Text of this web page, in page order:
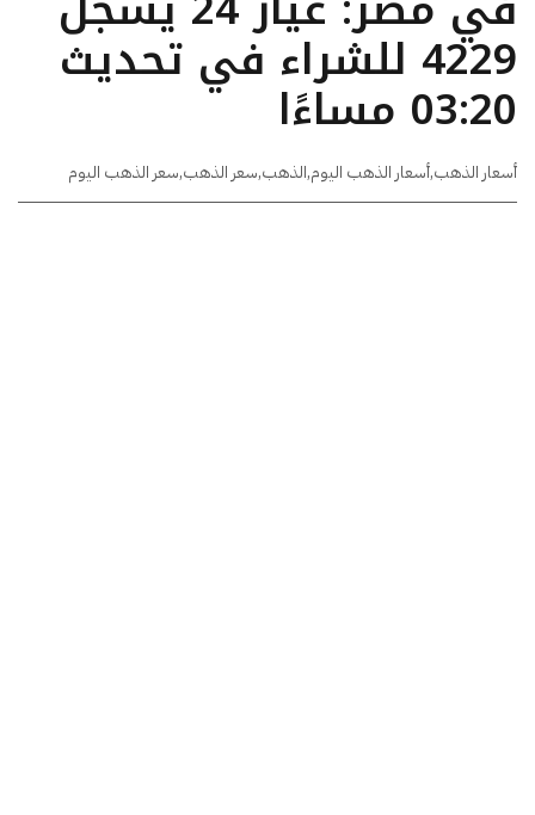
4229 للشراء في تحديث
03:20 مساءًا
أسعار الذهب,أسعار الذهب اليوم,الذهب,سعر الذهب,سعر الذهب اليوم